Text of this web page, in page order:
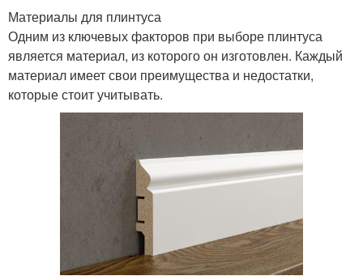
Материалы для плинтуса
Одним из ключевых факторов при выборе плинтуса
является материал, из которого он изготовлен. Каждый
материал имеет свои преимущества и недостатки,
которые стоит учитывать.